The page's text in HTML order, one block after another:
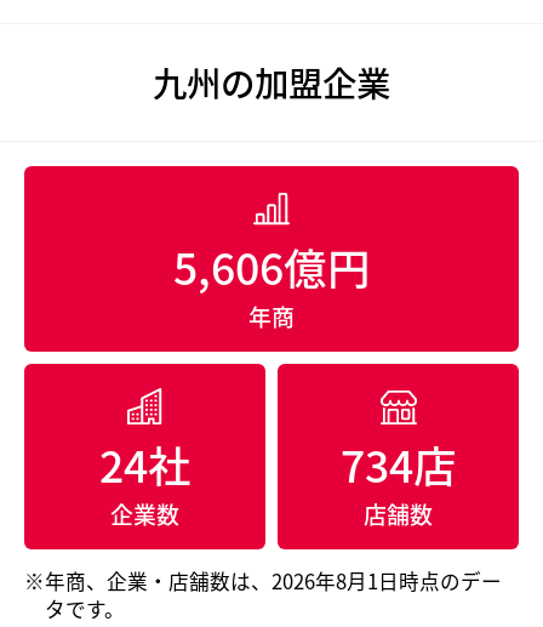
九州の加盟企業
5,606億円
年商
24社
企業数
734店
店舗数
年商、企業・店舗数は、2026年8月1日時点のデー
タです。